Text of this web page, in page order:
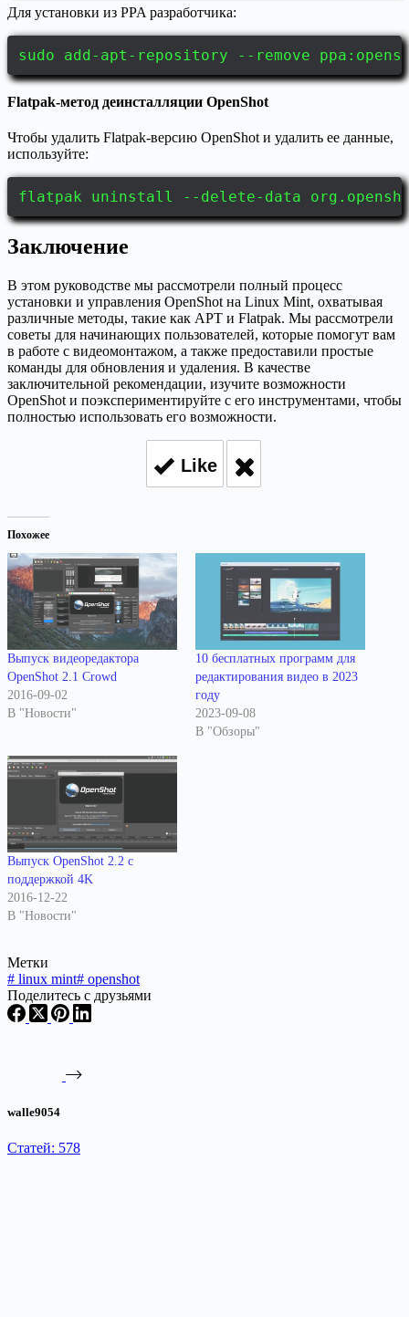
Для установки из PPA разработчика:
sudo add-apt-repository --remove
Flatpak-метод деинсталляции OpenShot
Чтобы удалить Flatpak-версию OpenShot и удалить ее данные,
используйте:
flatpak uninstall --delete-data
Заключение
В этом руководстве мы рассмотрели полный процесс
установки и управления OpenShot на Linux Mint, охватывая
различные методы, такие как APT и Flatpak. Мы рассмотрели
советы для начинающих пользователей, которые помогут вам
в работе с видеомонтажом, а также предоставили простые
команды для обновления и удаления. В качестве
заключительной рекомендации, изучите возможности
OpenShot и поэкспериментируйте с его инструментами, чтобы
полностью использовать его возможности.
Like
Похожее
Выпуск видеоредактора
OpenShot 2.1 Crowd
2016-09-02
В "Новости"
10 бесплатных программ для
редактирования видео в 2023
году
2023-09-08
В "Обзоры"
Выпуск OpenShot 2.2 с
поддержкой 4K
2016-12-22
В "Новости"
Метки
# linux mint# openshot
Поделитесь с друзьями
walle9054
Статей: 578